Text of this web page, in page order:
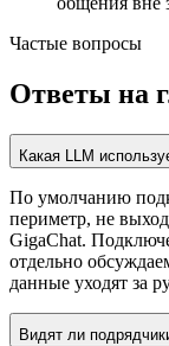
Частые вопросы
Ответы на
Какая LLM
По умолчанию
периметр, не
GigaChat.
отдельно
данные уходят за
Видят ли